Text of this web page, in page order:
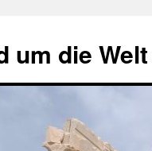
um die Welt